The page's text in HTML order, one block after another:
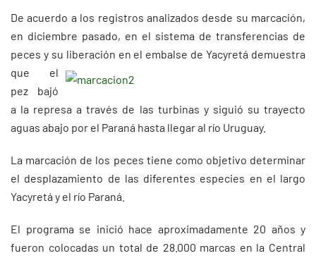
De acuerdo a los registros analizados desde su marcación,
en diciembre pasado, en el sistema de transferencias de
peces y su liberación en el embalse de Yacyretá demuestra
que el
pez bajó
a la represa a través de las turbinas y siguió su trayecto
aguas abajo por el Paraná hasta llegar al río Uruguay.
La marcación de los peces tiene como objetivo determinar
el desplazamiento de las diferentes especies en el largo
Yacyretá y el río Paraná.
El programa se inició hace aproximadamente 20 años y
fueron colocadas un total de 28.000 marcas en la Central